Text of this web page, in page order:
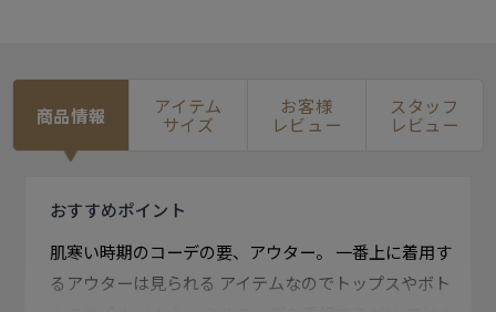
商品情報 アイテム
サイズ
お客様
レビュー
スタッフ
レビュー
おすすめポイント
肌寒い時期のコーデの要、アウター。 一番上に着用す
るアウターは見られる アイテムなのでトップスやボト